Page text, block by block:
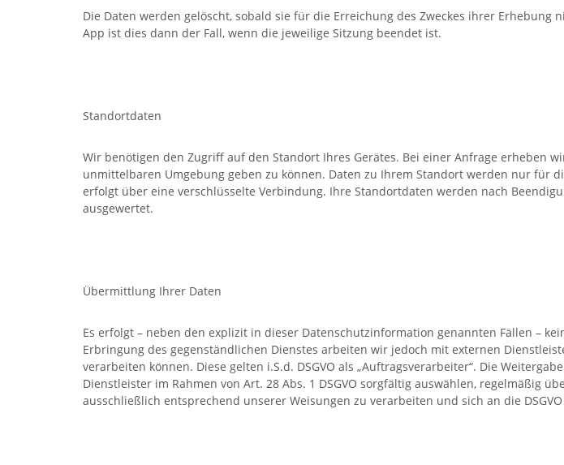
Die Daten werden gelöscht, sobald sie für die Erreichung des Zweckes ihrer
App ist dies dann der Fall, wenn die jeweilige Sitzung beendet ist.
Standortdaten
Wir benötigen den Zugriff auf den Standort Ihres Gerätes. Bei einer Anfrage erheben
unmittelbaren Umgebung geben zu können. Daten zu Ihrem Standort werden nur für
erfolgt über eine verschlüsselte Verbindung. Ihre Standortdaten werden nach
ausgewertet.
Übermittlung Ihrer Daten
Es erfolgt – neben den explizit in dieser Datenschutzinformation genannten Fällen –
Erbringung des gegenständlichen Dienstes arbeiten wir jedoch mit externen
verarbeiten können. Diese gelten i.S.d. DSGVO als „Auftragsverarbeiter“. Die
Dienstleister im Rahmen von Art. 28 Abs. 1 DSGVO sorgfältig auswählen, regelmäßig
ausschließlich entsprechend unserer Weisungen zu verarbeiten und sich an die